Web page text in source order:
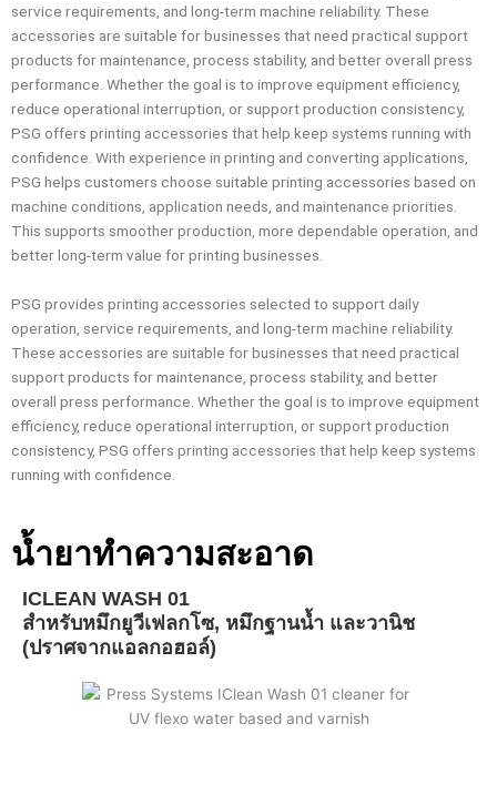
service requirements, and long-term machine reliability. These
accessories are suitable for businesses that need practical support
products for maintenance, process stability, and better overall press
performance. Whether the goal is to improve equipment efficiency,
reduce operational interruption, or support production consistency,
PSG offers printing accessories that help keep systems running with
confidence. With experience in printing and converting applications,
PSG helps customers choose suitable printing accessories based on
machine conditions, application needs, and maintenance priorities.
This supports smoother production, more dependable operation, and
better long-term value for printing businesses.
PSG provides printing accessories selected to support daily
operation, service requirements, and long-term machine reliability.
These accessories are suitable for businesses that need practical
support products for maintenance, process stability, and better
overall press performance. Whether the goal is to improve equipment
efficiency, reduce operational interruption, or support production
consistency, PSG offers printing accessories that help keep systems
running with confidence.
น้ำยาทำความสะอาด
ICLEAN WASH 01
สำหรับหมึกยูวีเฟลกโซ, หมึกฐานน้ำ และวานิช
(ปราศจากแอลกอฮอล์)